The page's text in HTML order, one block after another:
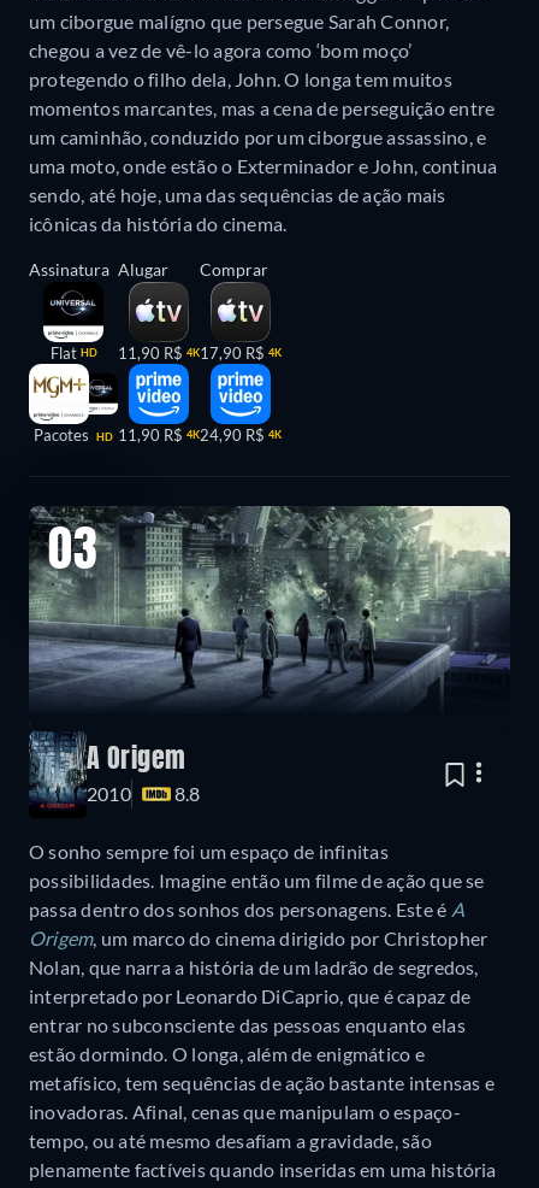
um ciborgue malígno que persegue Sarah Connor,
chegou a vez de vê-lo agora como ‘bom moço’
protegendo o filho dela, John. O longa tem muitos
momentos marcantes, mas a cena de perseguição entre
um caminhão, conduzido por um ciborgue assassino, e
uma moto, onde estão o Exterminador e John, continua
sendo, até hoje, uma das sequências de ação mais
icônicas da história do cinema.
Assinatura
Flat HD
Pacotes HD
Alugar
11,90 R$ 4K
11,90 R$ 4K
Comprar
17,90 R$ 4K
24,90 R$ 4K
03
A Origem
2010 8.8
O sonho sempre foi um espaço de infinitas
possibilidades. Imagine então um filme de ação que se
passa dentro dos sonhos dos personagens. Este é A
Origem, um marco do cinema dirigido por Christopher
Nolan, que narra a história de um ladrão de segredos,
interpretado por Leonardo DiCaprio, que é capaz de
entrar no subconsciente das pessoas enquanto elas
estão dormindo. O longa, além de enigmático e
metafísico, tem sequências de ação bastante intensas e
inovadoras. Afinal, cenas que manipulam o espaço-
tempo, ou até mesmo desafiam a gravidade, são
plenamente factíveis quando inseridas em uma história